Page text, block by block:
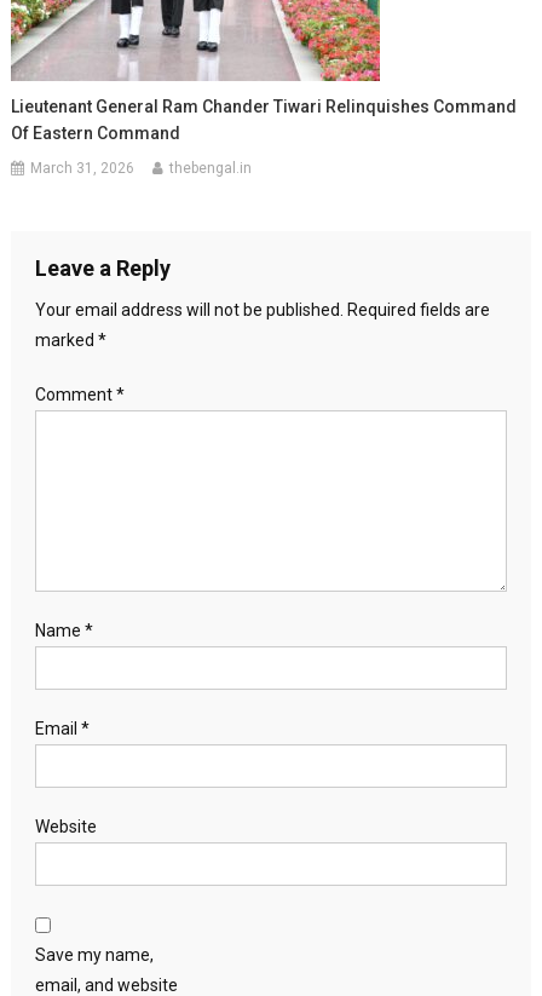
Lieutenant General Ram Chander Tiwari Relinquishes Command
Of Eastern Command
March 31, 2026 thebengal.in
Leave a Reply
Your email address will not be published. Required fields are
marked *
Comment*
Name *
Email *
Website
Save my name,
email, and website